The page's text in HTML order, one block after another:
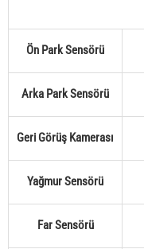
Ön Park Sensörü
Arka Park Sensörü
Geri Görüş Kamerası
Yağmur Sensörü
Far Sensörü